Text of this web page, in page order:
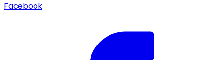
Facebook